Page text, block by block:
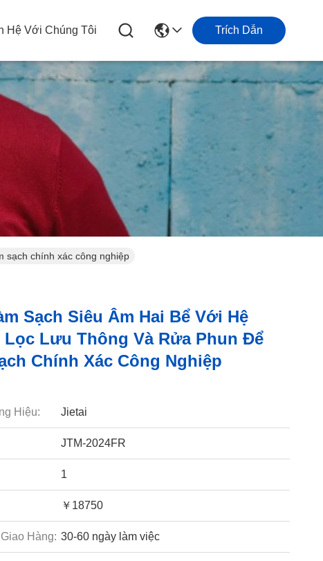
Hệ Với Chúng Tôi Trích Dẫn
sạch chính xác công nghiệp
Sạch Siêu Âm Hai Bể Với Hệ
Lọc Lưu Thông Và Rửa Phun Để
Chính Xác Công Nghiệp
Hiệu: Jietai
JTM-2024FR
1
￥18750
Hàng: 30-60 ngày làm việc